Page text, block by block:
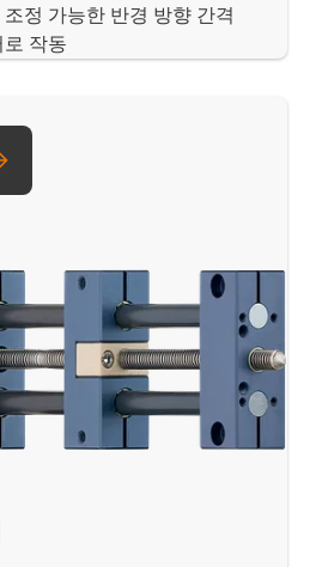
정 가능한 반경 방향 간격
작동